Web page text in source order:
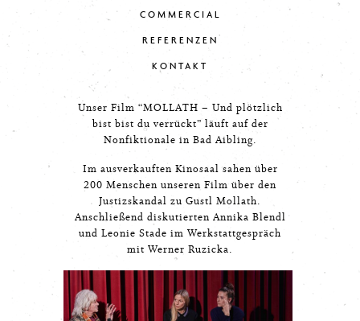
COMMERCIAL
REFERENZEN
KONTAKT
Unser Film “MOLLATH – Und plötzlich
bist bist du verrückt” läuft auf der
Nonfiktionale in Bad Aibling.
Im ausverkauften Kinosaal sahen über
200 Menschen unseren Film über den
Justizskandal zu Gustl Mollath.
Anschließend diskutierten Annika Blendl
und Leonie Stade im Werkstattgespräch
mit Werner Ruzicka.